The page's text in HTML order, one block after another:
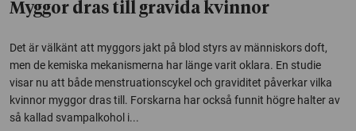
Myggor dras till gravida kvinnor
Det är välkänt att myggors jakt på blod styrs av människors doft,
men de kemiska mekanismerna har länge varit oklara. En studie
visar nu att både menstruationscykel och graviditet påverkar vilka
kvinnor myggor dras till. Forskarna har också funnit högre halter av
så kallad svampalkohol i...